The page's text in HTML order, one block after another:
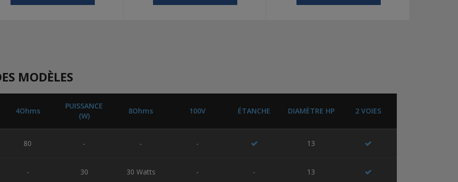
MODÈLES
4Ohms
PUISSANCE
(W)
8Ohms 100V ÉTANCHE DIAMÈTRE HP 2 VOIES
80 - - - 13
- 30 30 Watts - - 13